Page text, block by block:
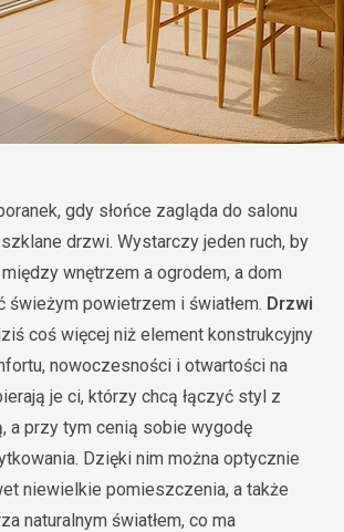
gdy słońce zagląda do salonu
drzwi. Wystarczy jeden ruch, by
między wnętrzem a ogrodem, a dom
świeżym powietrzem i światłem. Drzwi
coś więcej niż element konstrukcyjny
nowoczesności i otwartości na
je ci, którzy chcą łączyć styl z
a przy tym cenią sobie wygodę
Dzięki nim można optycznie
niewielkie pomieszczenia, a także
naturalnym światłem, co ma